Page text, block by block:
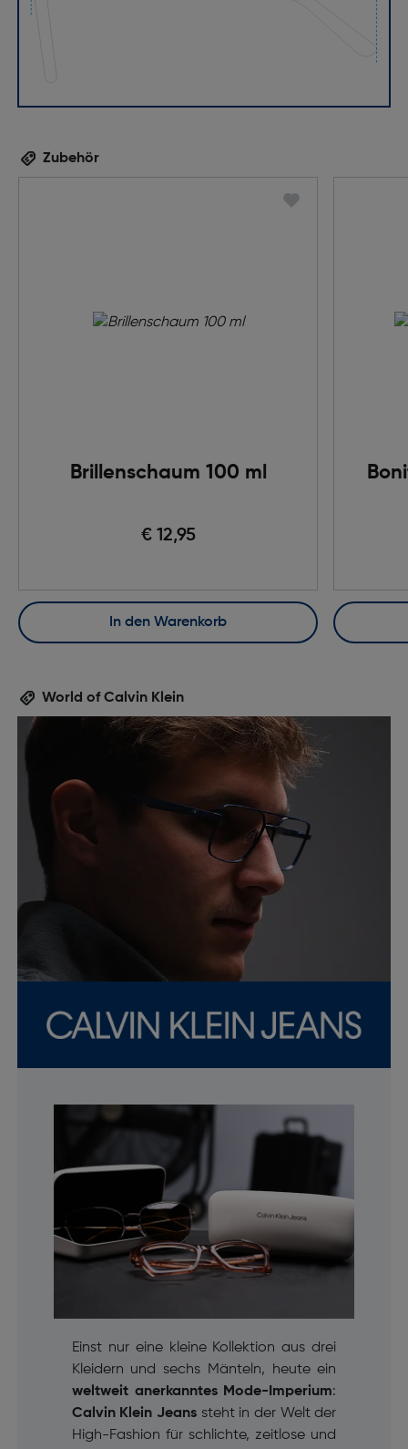
Zubehör
Brillenschaum 100 ml
€ 12,95
In den Warenkorb
World of Calvin Klein
Einst nur eine kleine Kollektion aus drei
Kleidern und sechs Mänteln, heute ein
weltweit anerkanntes Mode-Imperium:
Calvin Klein Jeans steht in der Welt der
High-Fashion für schlichte, zeitlose und